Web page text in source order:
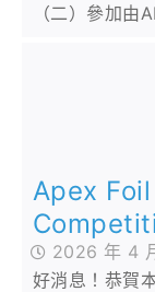
（二）參加
Apex Foil
2026
2026 年 4
好消息！恭賀